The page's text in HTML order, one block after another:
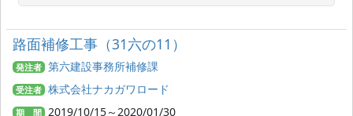
路面補修工事（31六の11）
発注者 第六建設事務所補修課
受注者 株式会社ナカガワロード
期 間 2019/10/15～2020/01/30